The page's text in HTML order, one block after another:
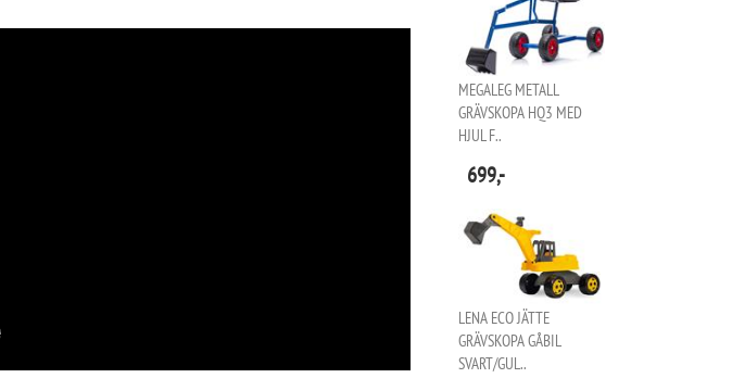
MEGALEG METALL
GRÄVSKOPA HQ3 MED
HJUL F..
699,-
LENA ECO JÄTTE
GRÄVSKOPA GÅBIL
SVART/GUL..